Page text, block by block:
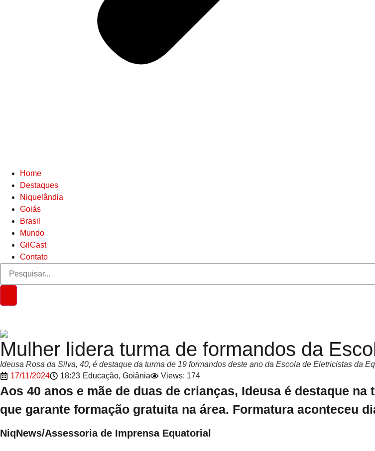
Home
Destaques
Niquelândia
Goiás
Brasil
Mundo
GilCast
Contato
Mulher lidera turma de formandos da
Ideusa Rosa da Silva, 40, é destaque da turma de 19 formandos deste ano da Escola de Eletricistas da
17/11/2024
18:23 Educação, Goiânia Views: 174
Aos 40 anos e mãe de duas de crianças, Ideusa é destaque
que garante formação gratuita na área. Formatura aconteceu
NiqNews/Assessoria de Imprensa Equatorial